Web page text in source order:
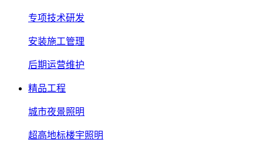
专项技术研发
安装施工管理
后期运营维护
精品工程
城市夜景照明
超高地标楼宇照明